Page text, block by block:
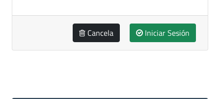
Cancela Iniciar Sesión